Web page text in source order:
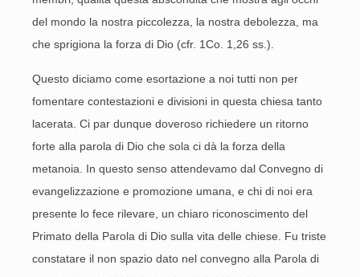
del mondo la nostra piccolezza, la nostra debolezza, ma
che sprigiona la forza di Dio (cfr. 1Co. 1,26 ss.).
Questo diciamo come esortazione a noi tutti non per
fomentare contestazioni e divisioni in questa chiesa tanto
lacerata. Ci par dunque doveroso richiedere un ritorno
forte alla parola di Dio che sola ci dà la forza della
metanoia. In questo senso attendevamo dal Convegno di
evangelizzazione e promozione umana, e chi di noi era
presente lo fece rilevare, un chiaro riconoscimento del
Primato della Parola di Dio sulla vita delle chiese. Fu triste
constatare il non spazio dato nel convegno alla Parola di